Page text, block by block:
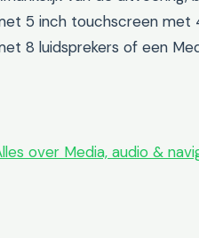
5 inch touchscreen met
8 luidsprekers of een
over Media, audio &